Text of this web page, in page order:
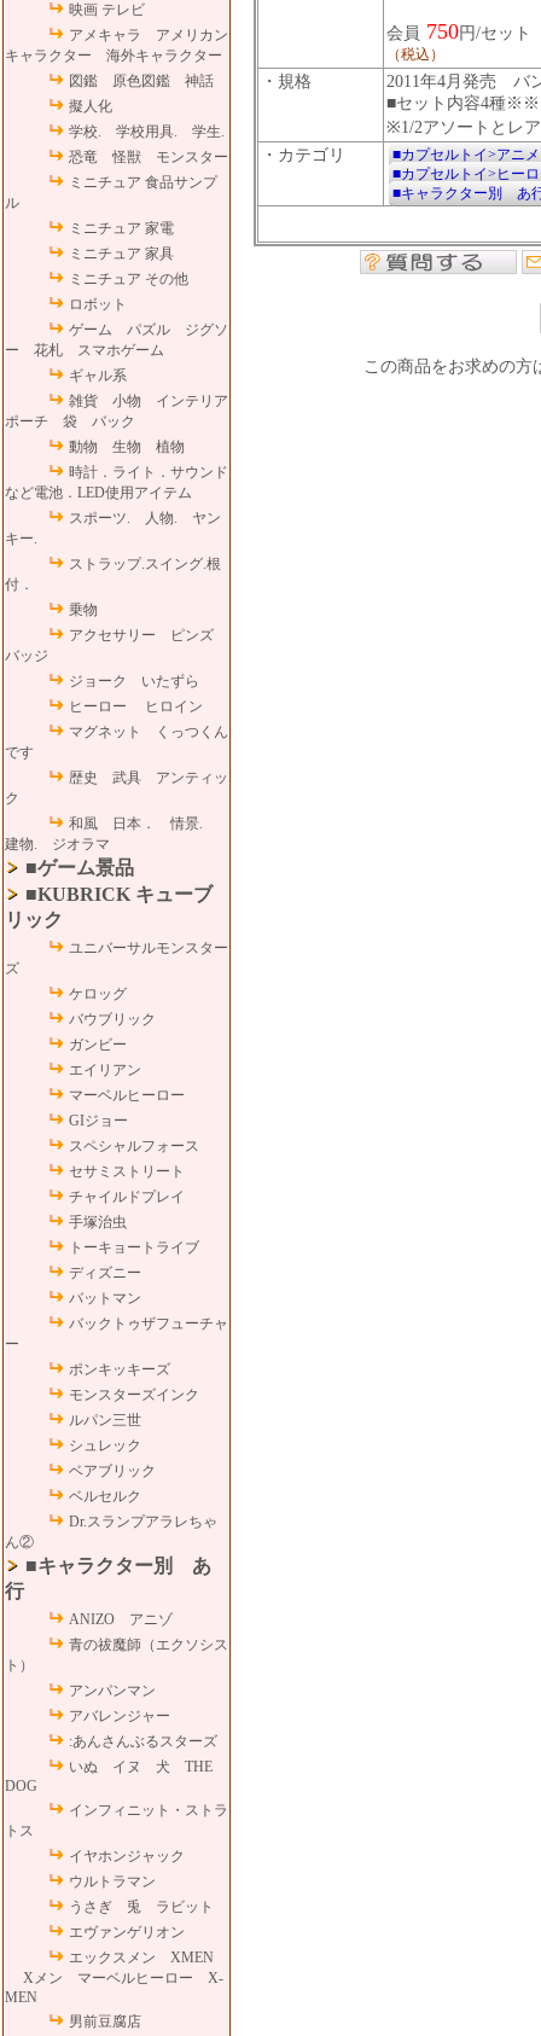
映画 テレビ
アメキャラ アメリカン
キャラクター 海外キャラクター
図鑑 原色図鑑 神話
擬人化
学校. 学校用具. 学生.
恐竜 怪獣 モンスター
ミニチュア 食品サンプ
ル
ミニチュア 家電
ミニチュア 家具
ミニチュア その他
ロボット
ゲーム パズル ジグソ
ー 花札 スマホゲーム
ギャル系
雑貨 小物 インテリア
ポーチ 袋 バック
動物 生物 植物
時計．ライト．サウンド
など電池．LED使用アイテム
スポーツ. 人物. ヤン
キー.
ストラップ.スイング.根
付．
乗物
アクセサリー ピンズ
バッジ
ジョーク いたずら
ヒーロー ヒロイン
マグネット くっつくん
です
歴史 武具 アンティッ
ク
和風 日本． 情景.
建物. ジオラマ
■ゲーム景品
■KUBRICK キューブ
リック
ユニバーサルモンスター
ズ
ケロッグ
バウブリック
ガンビー
エイリアン
マーベルヒーロー
GIジョー
スペシャルフォース
セサミストリート
チャイルドプレイ
手塚治虫
トーキョートライブ
ディズニー
バットマン
バックトゥザフューチャ
ー
ポンキッキーズ
モンスターズインク
ルパン三世
シュレック
ベアブリック
ベルセルク
Dr.スランプアラレちゃ
ん②
■キャラクター別 あ
行
ANIZO アニゾ
青の祓魔師（エクソシス
ト）
アンパンマン
アバレンジャー
:あんさんぶるスターズ
いぬ イヌ 犬 THE
DOG
インフィニット・ストラ
トス
イヤホンジャック
ウルトラマン
うさぎ 兎 ラビット
エヴァンゲリオン
エックスメン XMEN
Xメン マーベルヒーロー X-
MEN
男前豆腐店
会員 750円/セット
（税込）
・規格
2011年4月発売 バ
■セット内容4種
※1/2アソートとレ
・カテゴリ
■カプセルトイ>ア
■カプセルトイ>ヒー
■キャラクター別 あ
この商品をお求めの方